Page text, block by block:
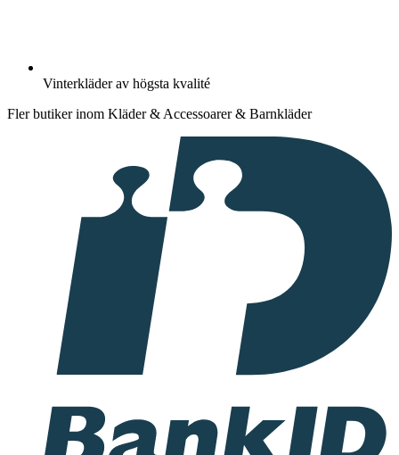
Vinterkläder av högsta kvalité
Fler butiker inom Kläder & Accessoarer & Barnkläder